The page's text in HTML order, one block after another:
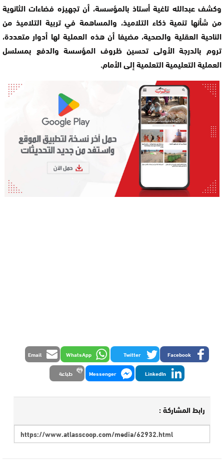
وكشف عبدالله تاغية أستاذ بالمؤسسة، أن تجهيزه فضاءات الثانوية
من شأنها تنمية ذكاء التلاميذ، والمساهمة في تربية التلاميذ من
الناحية العقلية والصحية، مضيفا أن هذه العملية لها أدوار متعددة،
تروم بالدرجة الأولى تحسين ظروف المؤسسة والدفع بمسلسل
العملية التعليمية التعلمية إلى الأمام.
Facebook
Twitter
WhatsApp
Email
LinkedIn
Messenger طباعة
رابط المشاركة :